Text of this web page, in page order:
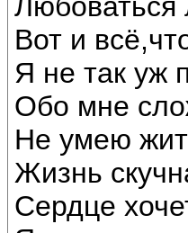
Любоваться
Вот и
Я не так уж
Обо мне
Не умею
Жизнь
Сердце